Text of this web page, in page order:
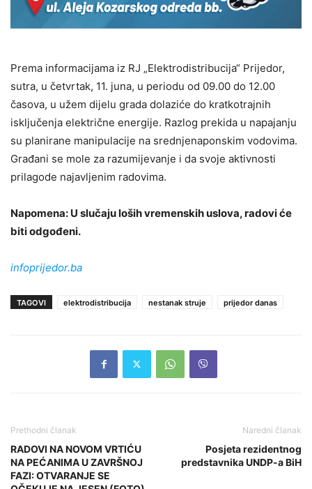
Prema informacijama iz RJ „Elektrodistribucija“ Prijedor,
sutra, u četvrtak, 11. juna, u periodu od 09.00 do 12.00
časova, u užem dijelu grada dolaziće do kratkotrajnih
isključenja električne energije. Razlog prekida u napajanju
su planirane manipulacije na srednjenaponskim vodovima.
Građani se mole za razumijevanje i da svoje aktivnosti
prilagode najavljenim radovima.
Napomena: U slučaju loših vremenskih uslova, radovi će
biti odgođeni.
infoprijedor.ba
TAGOVI elektrodistribucija nestanak struje prijedor danas
Prethodni članak
RADOVI NA NOVOM VRTIĆU
NA PEĆANIMA U ZAVRŠNOJ
FAZI: OTVARANJE SE
Naredni članak
Posjeta rezidentnog
predstavnika UNDP-a BiH